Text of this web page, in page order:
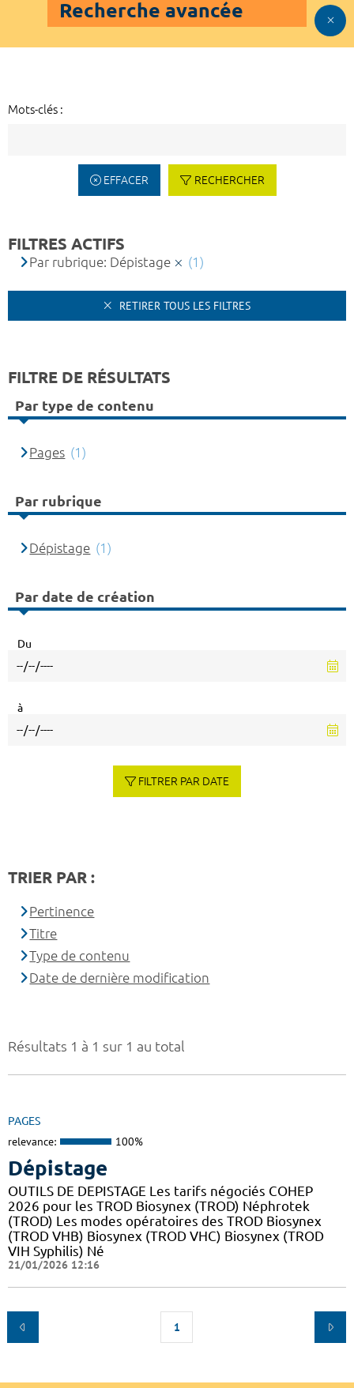
Recherche avancée
Mots-clés :
EFFACER RECHERCHER
Résultats 1 à 1 sur 1 au total
PAGES
relevance: 100%
Dépistage
OUTILS DE DEPISTAGE Les tarifs négociés COHEP
2026 pour les TROD Biosynex (TROD) Néphrotek
(TROD) Les modes opératoires des TROD Biosynex
(TROD VHB) Biosynex (TROD VHC) Biosynex (TROD
VIH Syphilis) Né
21/01/2026 12:16
1
FILTRES ACTIFS
Par rubrique: Dépistage (1)
RETIRER TOUS LES FILTRES
FILTRE DE RÉSULTATS
Par type de contenu
Pages (1)
Par rubrique
Dépistage (1)
Par date de création
Du
à
FILTRER PAR DATE
TRIER PAR :
Pertinence
Titre
Type de contenu
Date de dernière modification